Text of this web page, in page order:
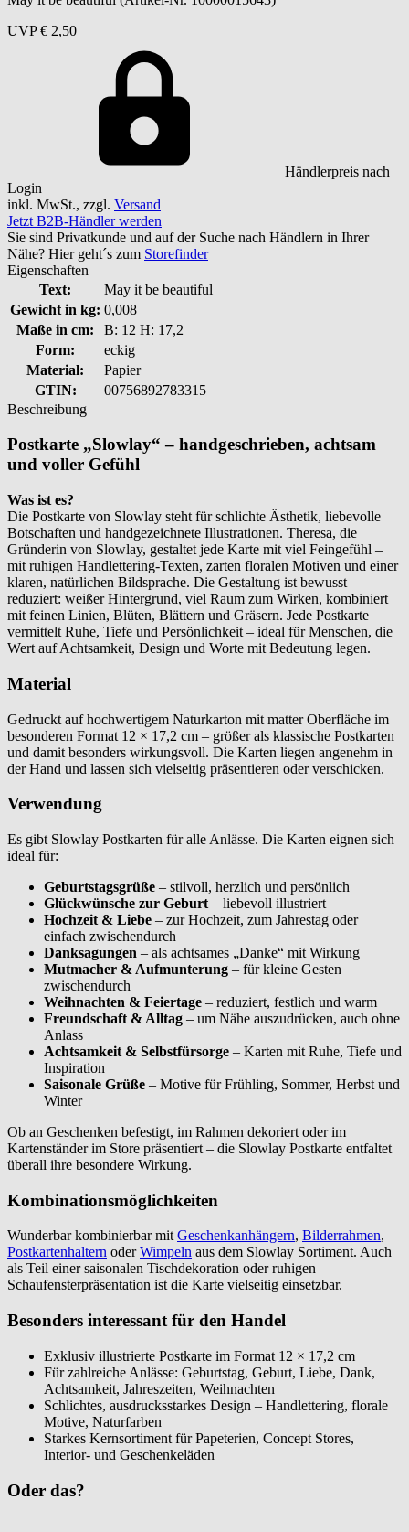
UVP € 2,50
Händlerpreis nach
Login
inkl. MwSt., zzgl. Versand
Jetzt B2B-Händler werden
Sie sind Privatkunde und auf der Suche nach Händlern in Ihrer
Nähe? Hier geht´s zum Storefinder
Eigenschaften
Text:
May it be beautiful
Gewicht in kg: 0,008
Maße in cm:
B: 12 H: 17,2
Form:
eckig
Material:
Papier
GTIN:
00756892783315
Beschreibung
Postkarte „Slowlay“ – handgeschrieben, achtsam
und voller Gefühl
Was ist es?
Die Postkarte von Slowlay steht für schlichte Ästhetik, liebevolle
Botschaften und handgezeichnete Illustrationen. Theresa, die
Gründerin von Slowlay, gestaltet jede Karte mit viel Feingefühl –
mit ruhigen Handlettering-Texten, zarten floralen Motiven und einer
klaren, natürlichen Bildsprache. Die Gestaltung ist bewusst
reduziert: weißer Hintergrund, viel Raum zum Wirken, kombiniert
mit feinen Linien, Blüten, Blättern und Gräsern. Jede Postkarte
vermittelt Ruhe, Tiefe und Persönlichkeit – ideal für Menschen, die
Wert auf Achtsamkeit, Design und Worte mit Bedeutung legen.
Material
Gedruckt auf hochwertigem Naturkarton mit matter Oberfläche im
besonderen Format 12 × 17,2 cm – größer als klassische Postkarten
und damit besonders wirkungsvoll. Die Karten liegen angenehm in
der Hand und lassen sich vielseitig präsentieren oder verschicken.
Verwendung
Es gibt Slowlay Postkarten für alle Anlässe. Die Karten eignen sich
ideal für:
Geburtstagsgrüße – stilvoll, herzlich und persönlich
Glückwünsche zur Geburt – liebevoll illustriert
Hochzeit & Liebe – zur Hochzeit, zum Jahrestag oder
einfach zwischendurch
Danksagungen – als achtsames „Danke“ mit Wirkung
Mutmacher & Aufmunterung – für kleine Gesten
zwischendurch
Weihnachten & Feiertage – reduziert, festlich und warm
Freundschaft & Alltag – um Nähe auszudrücken, auch ohne
Anlass
Achtsamkeit & Selbstfürsorge – Karten mit Ruhe, Tiefe und
Inspiration
Saisonale Grüße – Motive für Frühling, Sommer, Herbst und
Winter
Ob an Geschenken befestigt, im Rahmen dekoriert oder im
Kartenständer im Store präsentiert – die Slowlay Postkarte entfaltet
überall ihre besondere Wirkung.
Kombinationsmöglichkeiten
Wunderbar kombinierbar mitGeschenkanhängern, Bilderrahmen,
Postkartenhaltern oderWimpeln aus dem Slowlay Sortiment. Auch
als Teil einer saisonalen Tischdekoration oder ruhigen
Schaufensterpräsentation ist die Karte vielseitig einsetzbar.
Besonders interessant für den Handel
Exklusiv illustrierte Postkarte im Format 12 × 17,2 cm
Für zahlreiche Anlässe: Geburtstag, Geburt, Liebe, Dank,
Achtsamkeit, Jahreszeiten, Weihnachten
Schlichtes, ausdrucksstarkes Design – Handlettering, florale
Motive, Naturfarben
Starkes Kernsortiment für Papeterien, Concept Stores,
Interior- und Geschenkeläden
Oder das?